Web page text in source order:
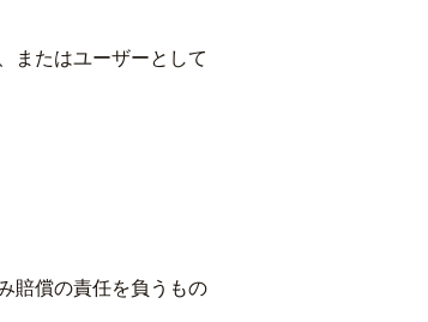
またはユーザーとして
賠償の責任を負うもの